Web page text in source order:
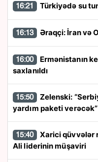
16:21 Türkiyədə su
16:13 Əraqçi: İran və
16:00
saxlanıldı
15:50
yardım paketi verəcək”
15:40
Ali liderinin müşaviri